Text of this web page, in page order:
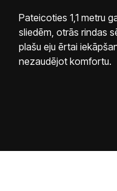
Pateicoties 1,1 metru
sliedēm, otrās rindas
plašu eju ērtai
nezaudējot komfortu.